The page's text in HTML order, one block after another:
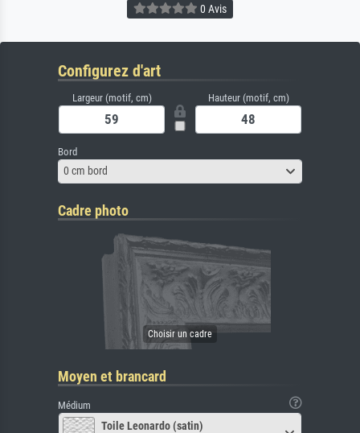
0 Avis
Configurez d'art
Largeur (motif, cm) Hauteur (motif, cm)
Bord
0 cm bord
Cadre photo
Moyen et brancard
Médium
Toile Leonardo (satin)